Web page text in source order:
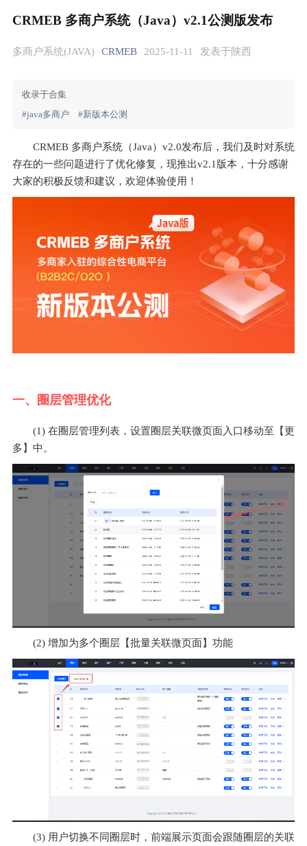
CRMEB 多商户系统（Java）v2.1公测版发布
多商户系统(JAVA) CRMEB 2025-11-11 发表于陕西
收录于合集
#java多商户
#新版本公测
CRMEB 多商户系统（Java）v2.0发布后，我们及时对系统
存在的一些问题进行了优化修复，现推出v2.1版本，十分感谢
大家的积极反馈和建议，欢迎体验使用！
一、圈层管理优化
(1) 在圈层管理列表，设置圈层关联微页面入口移动至【更
多】中。
(2) 增加为多个圈层【批量关联微页面】功能
(3) 用户切换不同圈层时，前端展示页面会跟随圈层的关联